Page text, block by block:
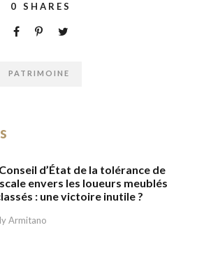
0 SHARES
PATRIMOINE
d’État de la tolérance de
envers les loueurs meublés
: une victoire inutile ?
Armitano